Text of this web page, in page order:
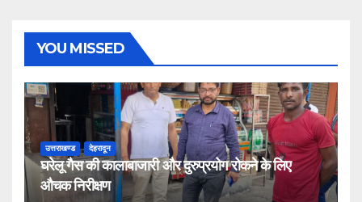
YOU MISSED
उत्तराखण्ड देहरादून
घरेलू गैस की कालाबाजारी और दुरुप्रयोग रोकने के लिए
औचक निरीक्षण